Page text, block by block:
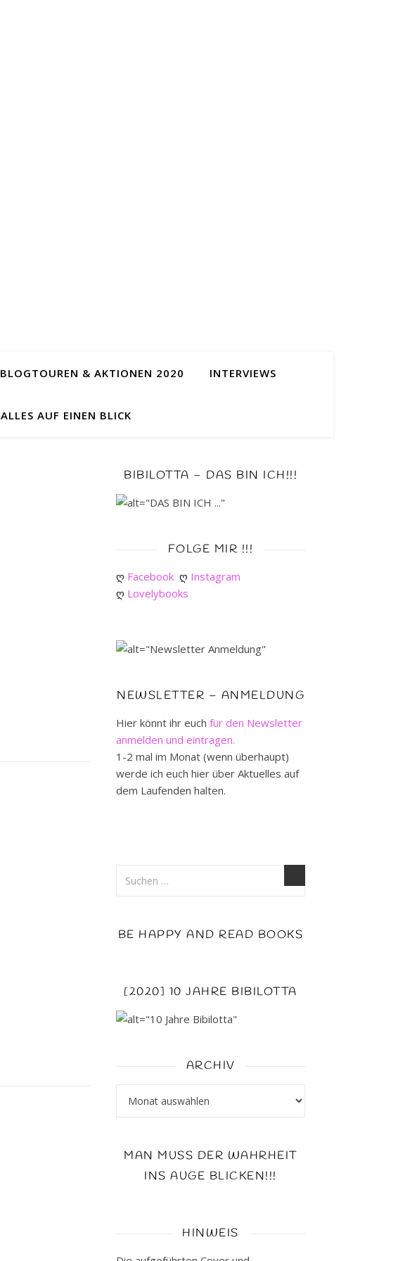
BLOGTOUREN & AKTIONEN 2020 INTERVIEWS
ALLES AUF EINEN BLICK
BIBILOTTA – DAS BIN ICH!!!
FOLGE MIR !!!
ღ Facebook ღ Instagram
ღ Lovelybooks
NEWSLETTER – ANMELDUNG
Hier könnt ihr euch für den Newsletter
anmelden und eintragen.
1-2 mal im Monat (wenn überhaupt)
werde ich euch hier über Aktuelles auf
dem Laufenden halten.
BE HAPPY AND READ BOOKS
[2020] 10 JAHRE BIBILOTTA
ARCHIV
MAN MUSS DER WAHRHEIT
INS AUGE BLICKEN!!!
HINWEIS